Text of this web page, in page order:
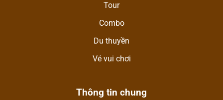
Tour
Combo
Du thuyền
Vé vui chơi
Thông tin chung